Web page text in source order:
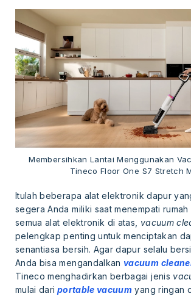
Membersihkan Lantai Menggunakan
Tineco Floor One S7 Stretch
Itulah beberapa alat elektronik dapur
segera Anda miliki saat menempati rumah
semua alat elektronik di atas, vacuum
pelengkap penting untuk menciptakan
senantiasa bersih. Agar dapur selalu
Anda bisa mengandalkan vacuum
Tineco menghadirkan berbagai jenis
mulai dari portable vacuum yang ringan